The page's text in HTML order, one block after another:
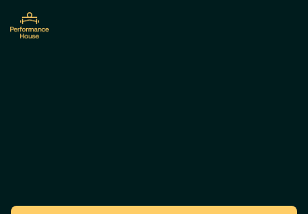
ondernemers